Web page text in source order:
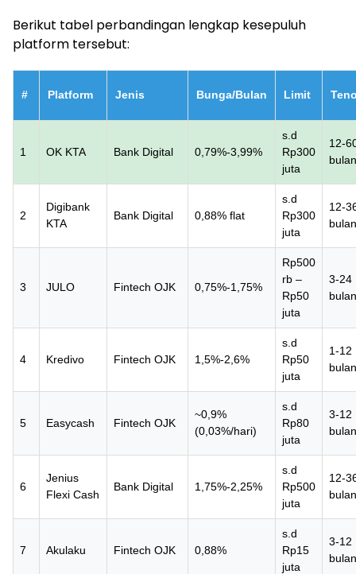
Berikut tabel perbandingan lengkap kesepuluh
platform tersebut:
# Platform Jenis Bunga/Bulan Limit
1 OK KTA Bank Digital 0,79%-3,99%
s.d
Rp300
juta
12-
bulan
2
Digibank
KTA
Bank Digital 0,88% flat
s.d
Rp300
juta
12-
bulan
3 JULO Fintech OJK 0,75%-1,75%
Rp500
rb –
Rp50
juta
3-24
bulan
4 Kredivo Fintech OJK 1,5%-2,6%
s.d
Rp50
juta
1-12
bulan
5 Easycash Fintech OJK
~0,9%
(0,03%/hari)
s.d
Rp80
juta
3-12
bulan
6
Jenius
Flexi Cash
Bank Digital 1,75%-2,25%
s.d
Rp500
juta
12-
bulan
7 Akulaku Fintech OJK 0,88%
s.d
Rp15
juta
3-12
bulan